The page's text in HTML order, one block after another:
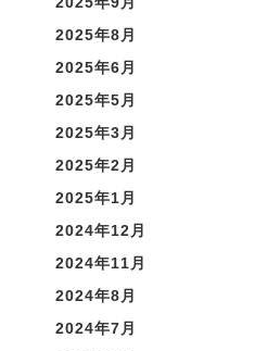
2025年8月
2025年6月
2025年5月
2025年3月
2025年2月
2025年1月
2024年12月
2024年11月
2024年8月
2024年7月